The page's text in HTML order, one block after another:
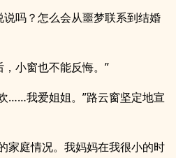
吗？怎么会从噩梦联系到结婚
小窗也不能反悔。”
……我爱姐姐。”路云窗坚定地宣
家庭情况。我妈妈在我很小的时